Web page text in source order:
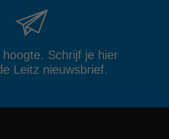
hoogte. Schrijf je hier
Leitz nieuwsbrief.